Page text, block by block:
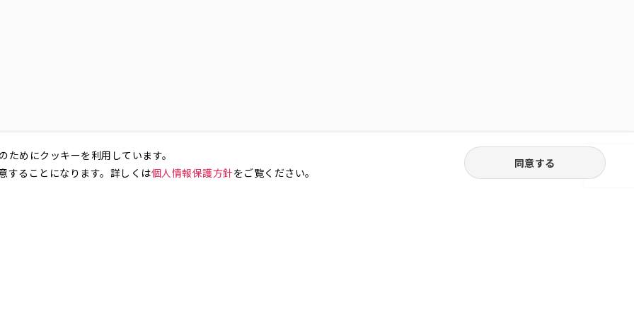
めにクッキーを利用しています。
することになります。詳しくは個人情報保護方針をご覧ください。
同意する